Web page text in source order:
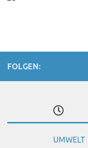
FOLGEN:
UMWELT